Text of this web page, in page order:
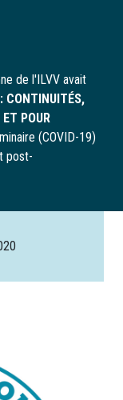
de l'ILVV avait
CONTINUITÉS,
POUR
(COVID-19)
post-